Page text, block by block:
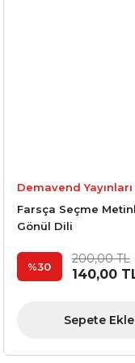
Demavend Yayınları
Farsça Seçme
Gönül Dili
%30
200,00 TL
140,00
Sepete Ekle